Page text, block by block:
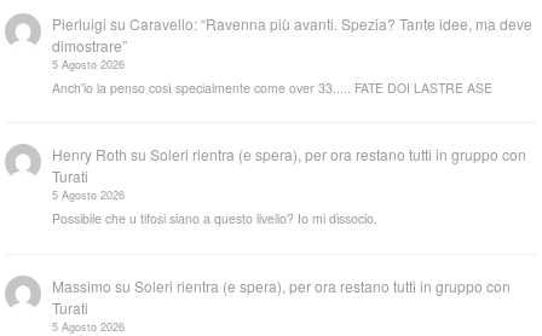
Pierluigi suCaravello: “Ravenna più avanti. Spezia? Tante idee, ma deve
dimostrare”
5 Agosto 2026
Anch'io la penso così specialmente come over 33..... FATE DOI LASTRE ASE
Henry Roth suSoleri rientra (e spera), per ora restano tutti in gruppo con
Turati
5 Agosto 2026
Possibile che u tifosi siano a questo livello? Io mi dissocio.
Massimo suSoleri rientra (e spera), per ora restano tutti in gruppo con
Turati
5 Agosto 2026